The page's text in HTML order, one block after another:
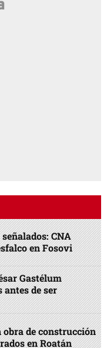
CNA
en Fosovi
Gastélum
de ser
obra de construcción
en Roatán